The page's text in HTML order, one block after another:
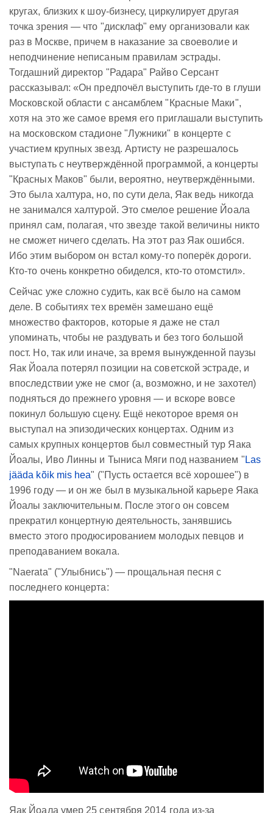
кругах, близких к шоу-бизнесу, циркулирует другая
точка зрения — что "дисклаф" ему организовали как
раз в Москве, причем в наказание за своеволие и
неподчинение неписаным правилам эстрады.
Тогдашний директор "Радара" Райво Серсант
рассказывал: «Он предпочёл выступить где-то в глуши
Московской области с ансамблем "Красные Маки",
хотя на это же самое время его приглашали выступить
на московском стадионе "Лужники" в концерте с
участием крупных звезд. Артисту не разрешалось
выступать с неутверждённой программой, а концерты
"Красных Маков" были, вероятно, неутверждёнными.
Это была халтура, но, по сути дела, Яак ведь никогда
не занимался халтурой. Это смелое решение Йоала
принял сам, полагая, что звезде такой величины никто
не сможет ничего сделать. На этот раз Яак ошибся.
Ибо этим выбором он встал кому-то поперёк дороги.
Кто-то очень конкретно обиделся, кто-то отомстил».
Сейчас уже сложно судить, как всё было на самом
деле. В событиях тех времён замешано ещё
множество факторов, которые я даже не стал
упоминать, чтобы не раздувать и без того большой
пост. Но, так или иначе, за время вынужденной паузы
Яак Йоала потерял позиции на советской эстраде, и
впоследствии уже не смог (а, возможно, и не захотел)
подняться до прежнего уровня — и вскоре вовсе
покинул большую сцену. Ещё некоторое время он
выступал на эпизодических концертах. Одним из
самых крупных концертов был совместный тур Яака
Йоалы, Иво Линны и Тыниса Мяги под названием " Las
jääda kõik mis hea" ("Пусть остается всё хорошее") в
1996 году — и он же был в музыкальной карьере Яака
Йоалы заключительным. После этого он совсем
прекратил концертную деятельность, занявшись
вместо этого продюсированием молодых певцов и
преподаванием вокала.
"Naerata" ("Улыбнись") — прощальная песня с
последнего концерта:
Яак Йоала умер 25 сентября 2014 года из-за